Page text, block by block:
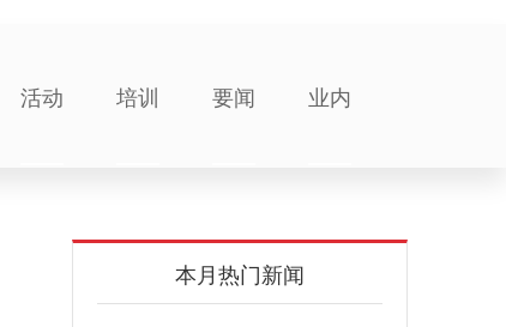
活动 培训 要闻 业内
本月热门新闻